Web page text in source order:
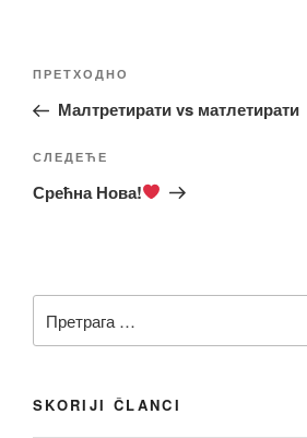
Кретање
Претходни
чланак
ПРЕТХОДНО
Малтретирати vs матлетирати
Следећи
чланак
СЛЕДЕЋЕ
Срећна Нова!
за:
SKORIJI ČLANCI